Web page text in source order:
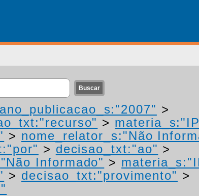
ano_publicacao_s:"2007" >
>
> nome_relator_s:"Não
> decisao_txt:"ao" >
Informado" >
> decisao_txt:"provimento" >